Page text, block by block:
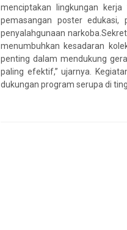
menciptakan lingkungan
pemasangan poster
penyalahgunaan
menumbuhkan kesadaran
penting dalam mendukung
paling efektif,” ujarnya.
dukungan program serupa di